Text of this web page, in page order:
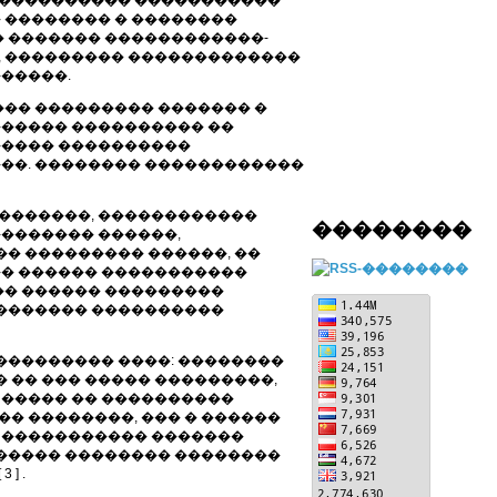
� ��������
������� ������������-
��������� �������������
��������� ������� �
���������� ��
����������
�������� ������������
������������
������,
��������� ������, ��
������ �����������
������ ���������
����������
����: ��������
��� ����� ���������,
�� ����������
��������, ��� � ������
�������
�������� ��������
] .
��������